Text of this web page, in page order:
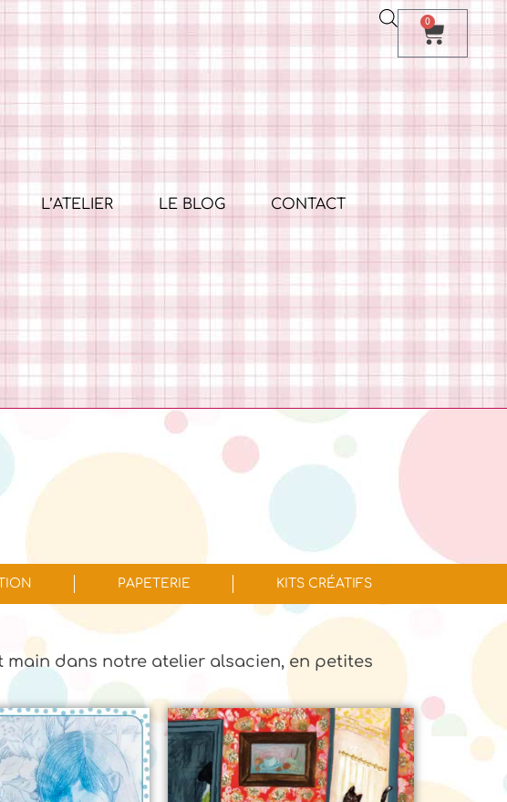
L’ATELIER LE BLOG CONTACT
0
PAPETERIE KITS CRÉATIFS
dans notre atelier alsacien, en petites